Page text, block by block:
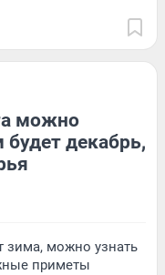
можно
декабрь,
зима, можно узнать
приметы